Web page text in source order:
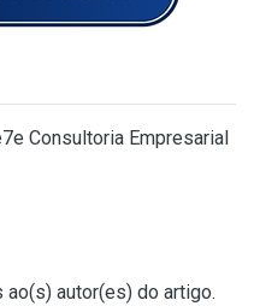
Consultoria Empresarial
autor(es) do artigo.